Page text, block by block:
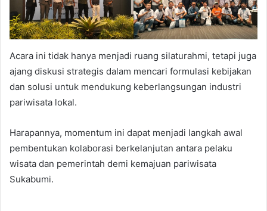
Acara ini tidak hanya menjadi ruang silaturahmi, tetapi juga
ajang diskusi strategis dalam mencari formulasi kebijakan
dan solusi untuk mendukung keberlangsungan industri
pariwisata lokal.
Harapannya, momentum ini dapat menjadi langkah awal
pembentukan kolaborasi berkelanjutan antara pelaku
wisata dan pemerintah demi kemajuan pariwisata
Sukabumi.